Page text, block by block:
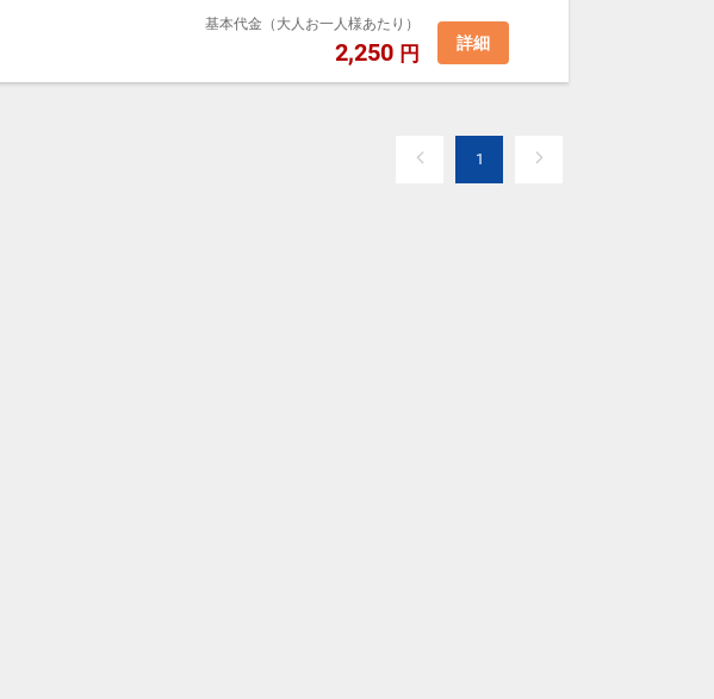
基本代金（大人お一人様あたり）
2,250 円 詳細
1